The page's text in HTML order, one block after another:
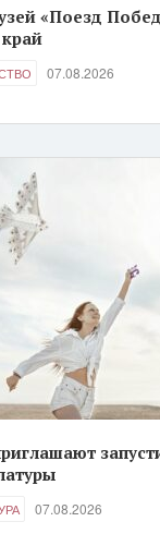
«Поезд
07.08.2026
07.08.2026